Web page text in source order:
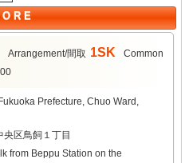
R E
Arrangement/間取 1SK
Common
Prefecture, Chuo Ward,
央区鳥飼１丁目
from Beppu Station on the